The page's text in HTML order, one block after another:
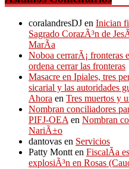
coralandresDJ en Inician
Sagrado CorazÃ³n de
MarÃ­a
Noboa cerrarÃ¡ fronteras
ordena cerrar las fronteras
Masacre en Ipiales, tres
sicarial y las autoridades
Ahora en Tres muertos y
Nombran conciliadores
PIFJ-OEA en Nombran
NariÃ±o
dantovas en Servicios
Patty Montt en FiscalÃ­a
explosiÃ³n en Rosas